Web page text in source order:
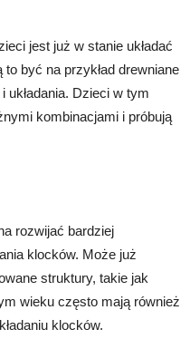
jest już w stanie układać
być na przykład drewniane
układania. Dzieci w tym
kombinacjami i próbują
rozwijać bardziej
klocków. Może już
struktury, takie jak
wieku często mają również
klocków.